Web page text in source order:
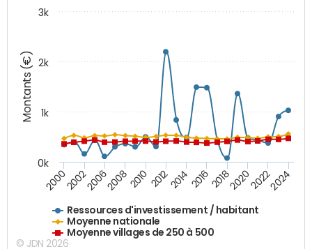
Montants (€)
Ressources d'investissement / habitant
Moyenne nationale
Moyenne villages de 250 à 500
20002002200620082010 2012201420162018202020222024
0k
1k
2k
3k
© JDN 2026